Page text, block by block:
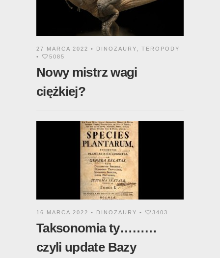
27 MARCA 2022 • DINOZAURY
TEROPODY
•
5085
Nowy mistrz wagi
ciężkiej?
16 MARCA 2022 • DINOZAURY • 3403
Taksonomia ty………
czyli update Bazy